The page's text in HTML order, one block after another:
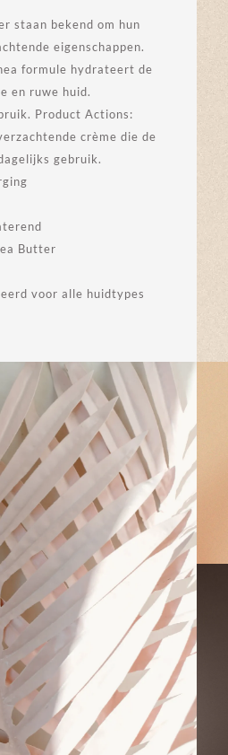
staan bekend om hun
eigenschappen.
formule hydrateert de
en ruwe huid.
Product Actions:
crème die de
gebruik.
Butter
voor alle huidtypes